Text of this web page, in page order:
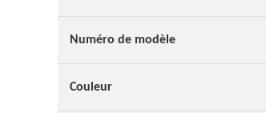
Numéro de modèle
Couleur